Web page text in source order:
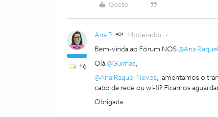
Gosto
+6
Ana P. Moderador
Bem-vinda ao Fórum NOS @Ana
Olá@Guimas,
@Ana Raquel Neves, lamentamos o
cabo de rede ou wi-fi? Ficamos
Obrigada